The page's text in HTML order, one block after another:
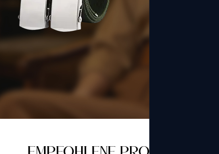
für Markenkollektionen für Kinderbekleidung.